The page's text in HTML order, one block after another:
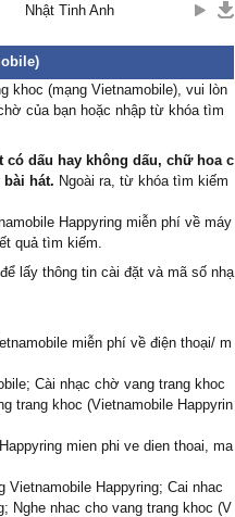
Nhật Tinh Anh
khoc (mạng Vietnamobile), vui lòn
của bạn hoặc nhập từ khóa tìm
dấu hay không dấu, chữ hoa c
hát. Ngoài ra, từ khóa tìm kiếm
Happyring miễn phí về máy
quả tìm kiếm.
lấy thông tin cài đặt và mã số nhạ
miễn phí về điện thoại/ m
Cài nhạc chờ vang trang khoc
trang khoc (Vietnamobile Happyrin
mien phi ve dien thoai, ma
Happyring; Cai nhac
Nghe nhac cho vang trang khoc (V